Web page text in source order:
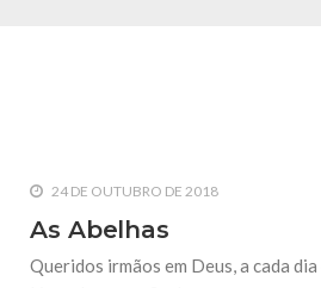
Em nome de Deus, O Clemente, O
Islâmico no Brasil parabeniza a
no ano novo muçulmano de 1435
24 DE OUTUBRO DE 2018
As Abelhas
Queridos irmãos em Deus, a cada